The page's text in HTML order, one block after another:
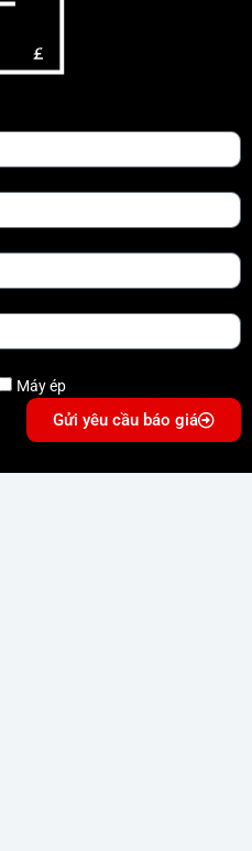
Máy ép
Gửi yêu cầu báo giá